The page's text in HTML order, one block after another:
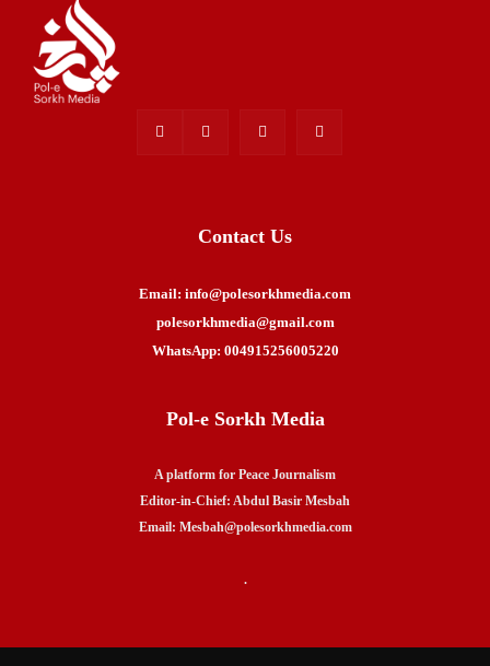
Contact Us
Email: info@polesorkhmedia.com
polesorkhmedia@gmail.com
WhatsApp: 004915256005220
Pol-e Sorkh Media
A platform for Peace Journalism
Editor-in-Chief: Abdul Basir Mesbah
Email: Mesbah@polesorkhmedia.com
.